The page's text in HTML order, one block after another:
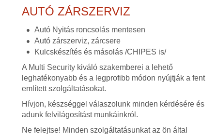
AUTÓ ZÁRSZERVIZ
Autó Nyitás roncsolás mentesen
Autó zárszerviz, zárcsere
Kulcskészítés és másolás /CHIPES is/
A Multi Security kiváló szakemberei a lehető
leghatékonyabb és a legprofibb módon nyújtják a fent
említett szolgáltatásokat.
Hívjon, készséggel válaszolunk minden kérdésére és
adunk felvilágosítást munkáinkról.
Ne felejtse! Minden szolgáltatásunkat az ön által